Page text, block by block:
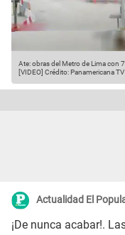
Ate: obras del Metro de Lima con
[VIDEO] Crédito: Panamericana TV
Actualidad El
¡De nunca acabar!.